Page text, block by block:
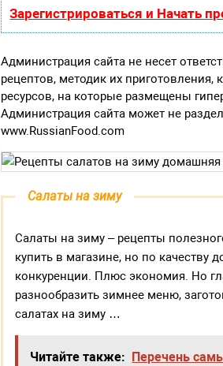
Зарегистрироваться и Начать
Администрация сайта не несет
рецептов, методик их
ресурсов, на которые размещены
Администрация сайта может не
www.RussianFood.com
Салаты на зиму
Салаты на зиму – рецепты
купить в магазине, но по качеству
конкуренции. Плюс экономия. Но
разнообразить зимнее меню,
салатах на зиму …
Читайте также: Перечень